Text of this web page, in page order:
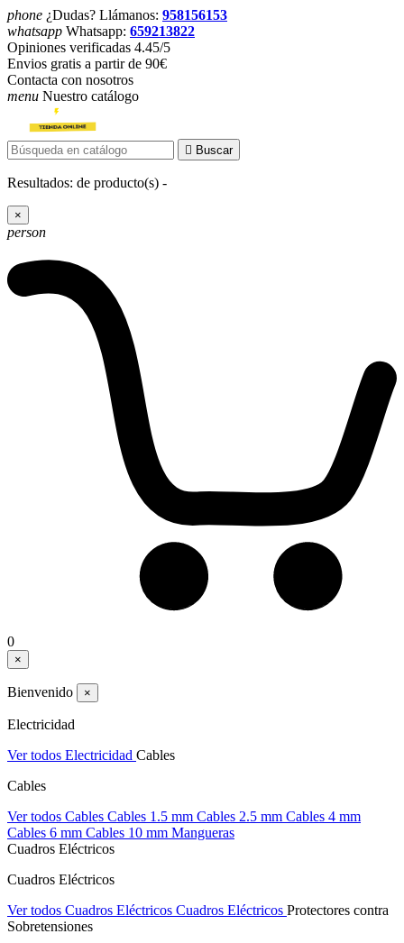
phone ¿Dudas? Llámanos: 958156153
whatsapp Whatsapp: 659213822
Opiniones verificadas 4.45/5
Envios gratis a partir de 90€
Contacta con nosotros
menu Nuestro catálogo
 Buscar
Resultados: de producto(s) -
×
person
0
×
Bienvenido ×
Electricidad
Ver todos Electricidad Cables
Cables
Ver todos Cables Cables 1.5 mm Cables 2.5 mm Cables 4 mm
Cables 6 mm Cables 10 mm Mangueras
Cuadros Eléctricos
Cuadros Eléctricos
Ver todos Cuadros Eléctricos Cuadros Eléctricos Protectores contra
Sobretensiones